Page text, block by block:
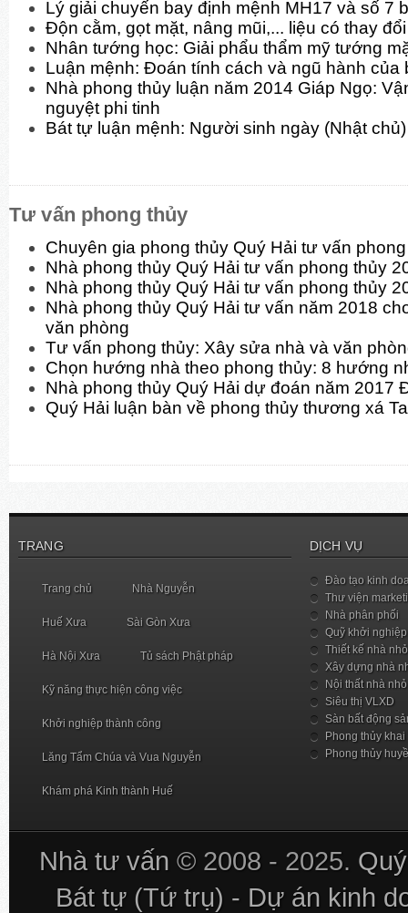
Lý giải chuyến bay định mệnh MH17 và số 7
Độn cằm, gọt mặt, nâng mũi,... liệu có thay
Nhân tướng học: Giải phẩu thẩm mỹ tướng
Luận mệnh: Đoán tính cách và ngũ hành của
Nhà phong thủy luận năm 2014 Giáp Ngọ:
nguyệt phi tinh
Bát tự luận mệnh: Người sinh ngày (Nhật
Tư vấn phong thủy
Chuyên gia phong thủy Quý Hải tư vấn
Nhà phong thủy Quý Hải tư vấn phong thủy
Nhà phong thủy Quý Hải tư vấn phong thủy
Nhà phong thủy Quý Hải tư vấn năm 2018
văn phòng
Tư vấn phong thủy: Xây sửa nhà và văn
Chọn hướng nhà theo phong thủy: 8 hướng
Nhà phong thủy Quý Hải dự đoán năm 2017
Quý Hải luận bàn về phong thủy thương xá
TRANG
Trang chủ Nhà Nguyễn
Huế Xưa Sài Gòn Xưa
Hà Nội Xưa Tủ sách Phật pháp
Kỹ năng thực hiện công việc
Khởi nghiệp thành công
Lăng Tẩm Chúa và Vua Nguyễn
Khám phá Kinh thành Huế
DỊCH VỤ
Đào tạo kinh
Thư viện
Nhà phân phối
Quỹ khởi nghiệp
Thiết kế nhà nhỏ
Xây dựng nhà
Nội thất nhà nhỏ
Siêu thị VLXD
Sàn bất động
Phong thủy khai
Phong thủy
Nhà tư vấn © 2008 - 2025.
Bát tự (Tứ trụ) - Dự án kinh